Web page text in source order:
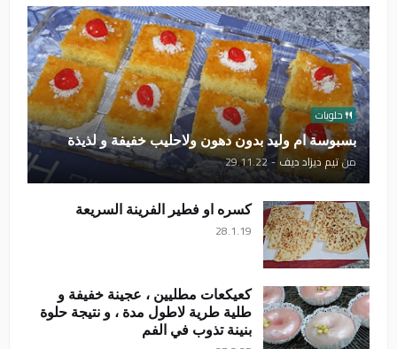
حلويات
بسبوسة ام وليد بدون دهون ولاحليب خفيفة و لذيذة
منتيم ديزاد ديف -
29.11.22
كسره او فطير الفرينة السريعة
28.1.19
كعيكعات مطليين ، عجينة خفيفة و
طلية طرية لاطول مدة ، و نتيجة حلوة
بنينة تذوب في الفم